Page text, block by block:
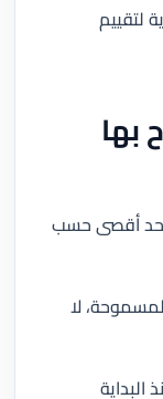
لتقييم
بها
أقصى حسب
لا